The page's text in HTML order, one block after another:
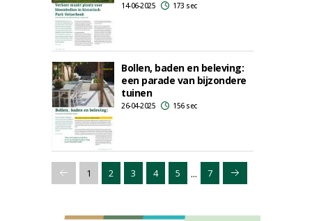
14-06-2025 173 sec
Bollen, baden en beleving:
een parade van bijzondere
tuinen
26-04-2025 156 sec
1 2 3 4 5 ... 7